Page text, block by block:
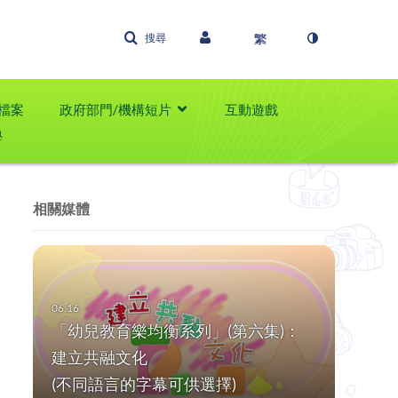
搜尋
案 政府部門/機構短片
互動遊戲
相關媒體
「幼兒教育樂均衡系列」(第六集)：
建立共融文化
(不同語言的字幕可供選擇)